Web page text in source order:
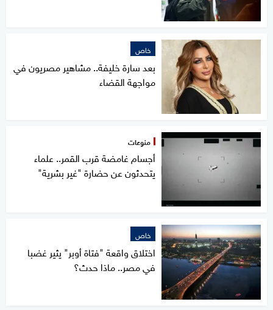
خاص
بعد سارة خليفة.. مشاهير مصريون في
مواجهة القضاء
منوعات
أجسام غامضة قرب القمر.. علماء
يتحدثون عن حضارة "غير بشرية"
خاص
اختلاق واقعة "فتاة أوبر" يثير غضبا
في مصر.. ماذا حدث؟